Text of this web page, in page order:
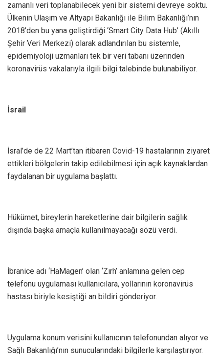
zamanlı veri toplanabilecek yeni bir sistemi devreye soktu.
Ülkenin Ulaşım ve Altyapı Bakanlığı ile Bilim Bakanlığı’nın
2018’den bu yana geliştirdiği ‘Smart City Data Hub’ (Akıllı
Şehir Veri Merkezi) olarak adlandırılan bu sistemle,
epidemiyoloji uzmanları tek bir veri tabanı üzerinden
koronavirüs vakalarıyla ilgili bilgi talebinde bulunabiliyor.
İsrail
İsral’de de 22 Mart’tan itibaren Covid-19 hastalarının ziyaret
ettikleri bölgelerin takip edilebilmesi için açık kaynaklardan
faydalanan bir uygulama başlattı.
Hükümet, bireylerin hareketlerine dair bilgilerin sağlık
dışında başka amaçla kullanılmayacağı sözü verdi.
İbranice adı ‘HaMagen’ olan ‘Zırh’ anlamına gelen cep
telefonu uygulaması kullanıcılara, yollarının koronavirüs
hastası biriyle kesiştiği an bildiri gönderiyor.
Uygulama konum verisini kullanıcının telefonundan alıyor ve
Sağlı Bakanlığı’nın sunucularındaki bilgilerle karşılaştırıyor.